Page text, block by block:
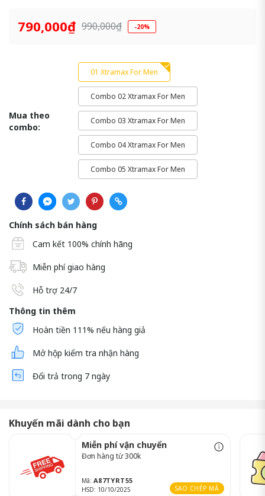
790,000₫ 990,000₫ -20%
Mua theo
combo:
01 Xtramax For Men
Combo 02 Xtramax For Men
Combo 03 Xtramax For Men
Combo 04 Xtramax For Men
Combo 05 Xtramax For Men
Chính sách bán hàng
Cam kết 100% chính hãng
Miễn phí giao hàng
Hỗ trợ 24/7
Thông tin thêm
Hoàn tiền 111% nếu hàng giả
Mở hộp kiểm tra nhận hàng
Đổi trả trong 7 ngày
Khuyến mãi dành cho bạn
Miễn phí vận chuyển
Đơn hàng từ 300k
Mã: A87TYRT55
HSD: 10/10/2025 SAO CHÉP MÃ